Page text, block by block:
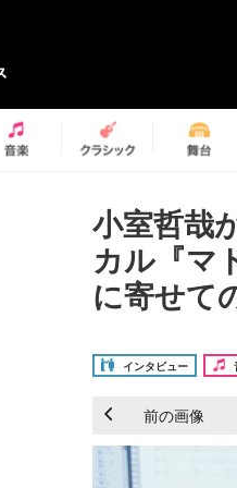
小室哲哉
カル『マ
に寄せて
インタビュー
前の画像